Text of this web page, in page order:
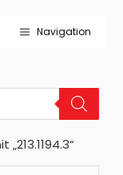
Navigation